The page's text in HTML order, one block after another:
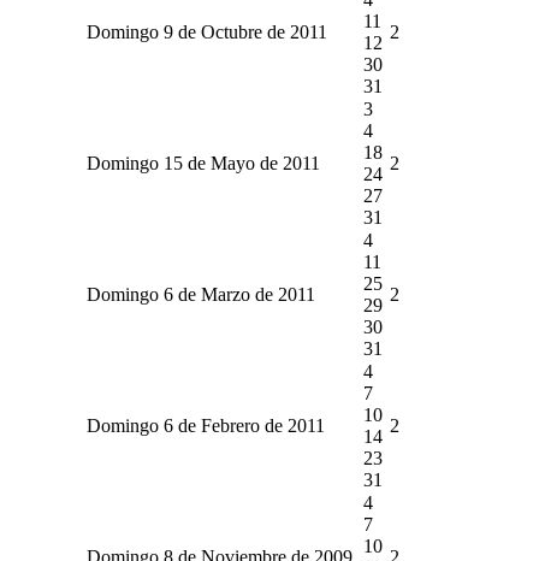
Domingo 9 de Octubre de 2011
11
12
30
31
2
Domingo 15 de Mayo de 2011
3
4
18
24
27
31
2
Domingo 6 de Marzo de 2011
4
11
25
29
30
31
2
Domingo 6 de Febrero de 2011
4
7
10
14
23
31
2
Domingo 8 de Noviembre de 2009
4
7
10
2